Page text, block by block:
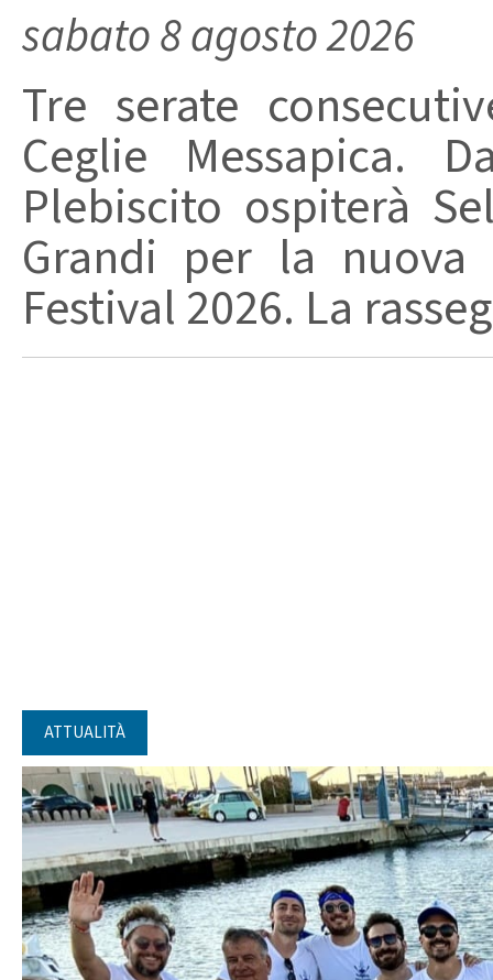
sabato 8 agosto 2026
Tre serate
Ceglie Messapica.
Plebiscito ospiterà
Grandi per la
Festival 2026. La
ATTUALITÀ